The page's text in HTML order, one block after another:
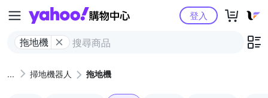
Yahoo購物中心
拖地機
登入
掃地機器人 拖地機